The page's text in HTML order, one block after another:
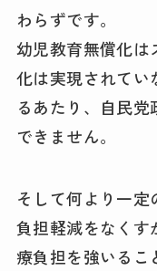
わらずです。
幼児教育無償化は
化は実現されてい
るあたり、自民
できません。
そして何より一
負担軽減をなくす
療負担を強いるこ